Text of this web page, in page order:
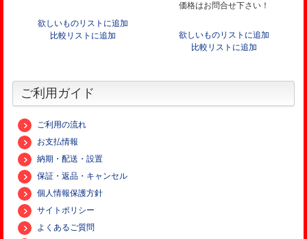
欲しいものリストに追加
比較リストに追加
価格はお問合せ下さい！
欲しいものリストに追加
比較リストに追加
ご利用ガイド
ご利用の流れ
お支払情報
納期・配送・設置
保証・返品・キャンセル
個人情報保護方針
サイトポリシー
よくあるご質問